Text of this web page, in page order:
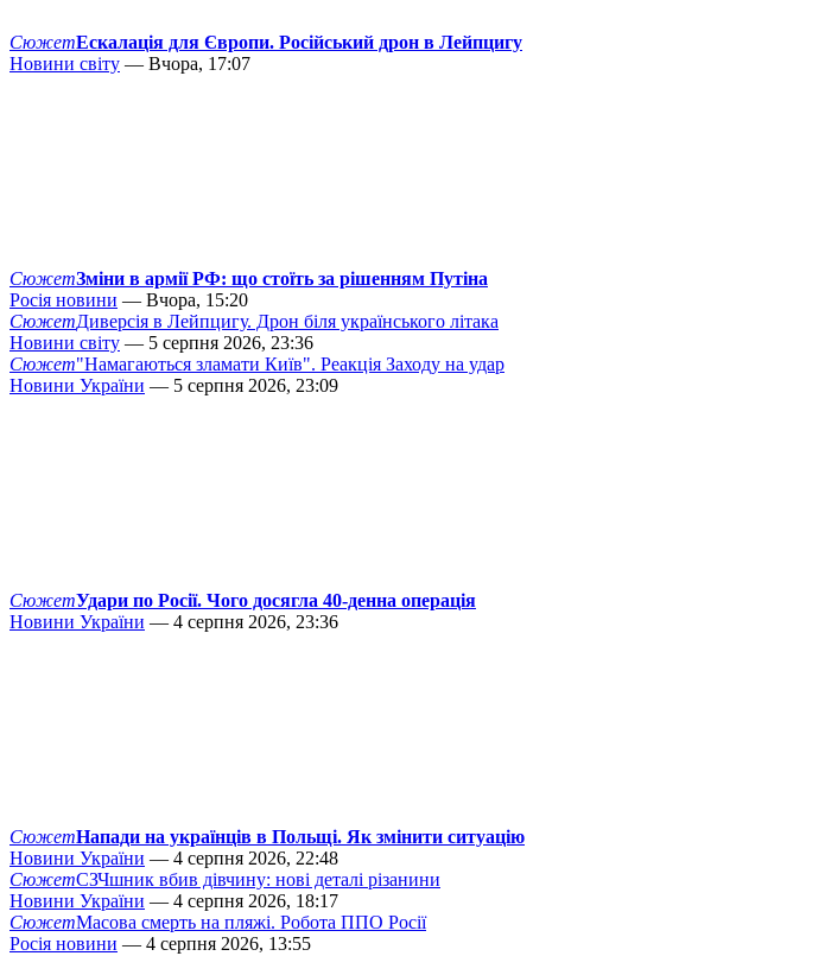
СюжетЕскалація для Європи. Російський дрон в Лейпцигу
Новини світу — Вчора, 17:07
СюжетЗміни в армії РФ: що стоїть за рішенням Путіна
Росія новини — Вчора, 15:20
СюжетДиверсія в Лейпцигу. Дрон біля українського літака
Новини світу — 5 серпня 2026, 23:36
Сюжет"Намагаються зламати Київ". Реакція Заходу на удар
Новини України — 5 серпня 2026, 23:09
СюжетУдари по Росії. Чого досягла 40-денна операція
Новини України — 4 серпня 2026, 23:36
СюжетНапади на українців в Польщі. Як змінити ситуацію
Новини України — 4 серпня 2026, 22:48
СюжетСЗЧшник вбив дівчину: нові деталі різанини
Новини України — 4 серпня 2026, 18:17
СюжетМасова смерть на пляжі. Робота ППО Росії
Росія новини — 4 серпня 2026, 13:55